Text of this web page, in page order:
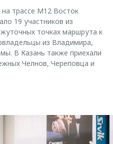
трассе М12 Восток
19 участников из
точках маршрута к
из Владимира,
В Казань также приехали
Челнов, Череповца и